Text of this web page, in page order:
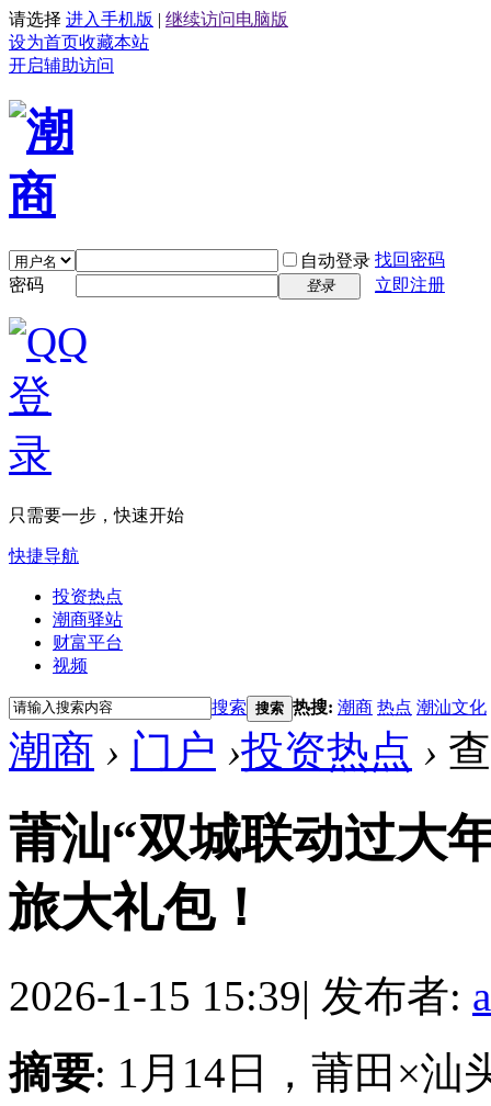
请选择 进入手机版 | 继续访问电脑版
设为首页收藏本站
开启辅助访问
自动登录 找回密码
密码
登录 立即注册
只需要一步，快速开始
快捷导航
投资热点
潮商驿站
财富平台
视频
搜索 搜索 热搜: 潮商 热点 潮汕文化
潮商 › 门户 ›投资热点 ›
莆汕“双城联动过大
旅大礼包！
2026-1-15 15:39| 发布者:
摘要: 1月14日，莆田×汕